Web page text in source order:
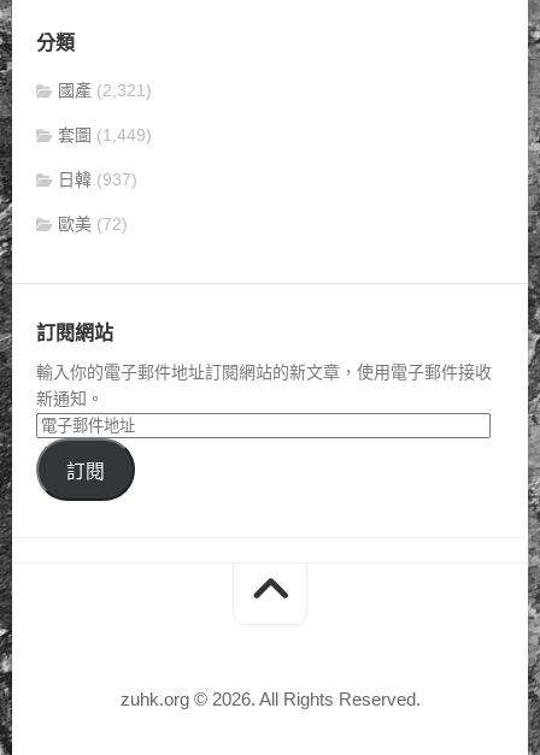
分類
國產 (2,321)
套圖 (1,449)
日韓 (937)
歐美 (72)
訂閱網站
輸入你的電子郵件地址訂閱網站的新文章，使用電子郵件接收
新通知。
訂閱
zuhk.org © 2026. All Rights Reserved.